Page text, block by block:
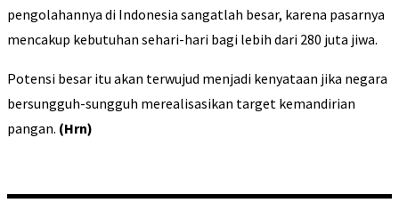
pengolahannya di Indonesia sangatlah besar, karena pasarnya
mencakup kebutuhan sehari-hari bagi lebih dari 280 juta jiwa.
Potensi besar itu akan terwujud menjadi kenyataan jika negara
bersungguh-sungguh merealisasikan target kemandirian
pangan. (Hrn)